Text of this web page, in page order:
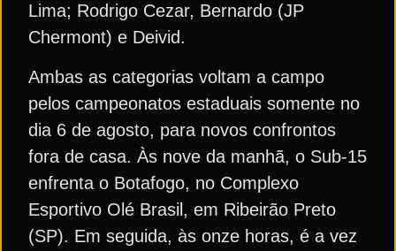
Lima; Rodrigo Cezar, Bernardo (JP
Chermont) e Deivid.
Ambas as categorias voltam a campo
pelos campeonatos estaduais somente no
dia 6 de agosto, para novos confrontos
fora de casa. Às nove da manhã, o Sub-15
enfrenta o Botafogo, no Complexo
Esportivo Olé Brasil, em Ribeirão Preto
(SP). Em seguida, às onze horas, é a vez